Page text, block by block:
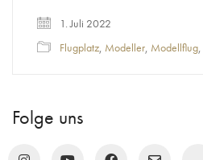
1. Juli 2022
Flugplatz, Modeller, Modellflug,
Folge uns